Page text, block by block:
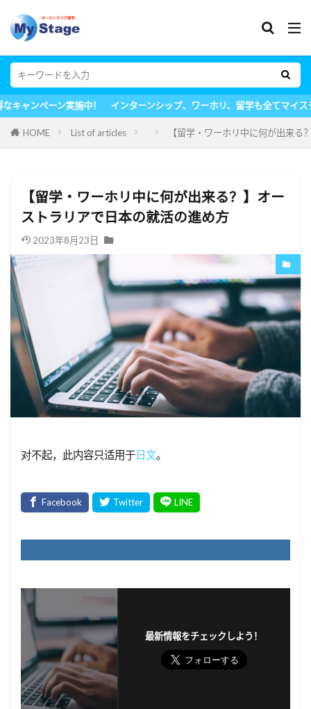
ン実施中！ インターンシップ、ワーホリ、留学も全てマイステージに
HOME List of articles 【留学・ワーホリ中に何が出来
【留学・ワーホリ中に何が出来る？】オー
ストラリアで日本の就活の進め方
2023年8月23日
对不起，此内容只适用于 日文。
最新情報をチェックしよう！